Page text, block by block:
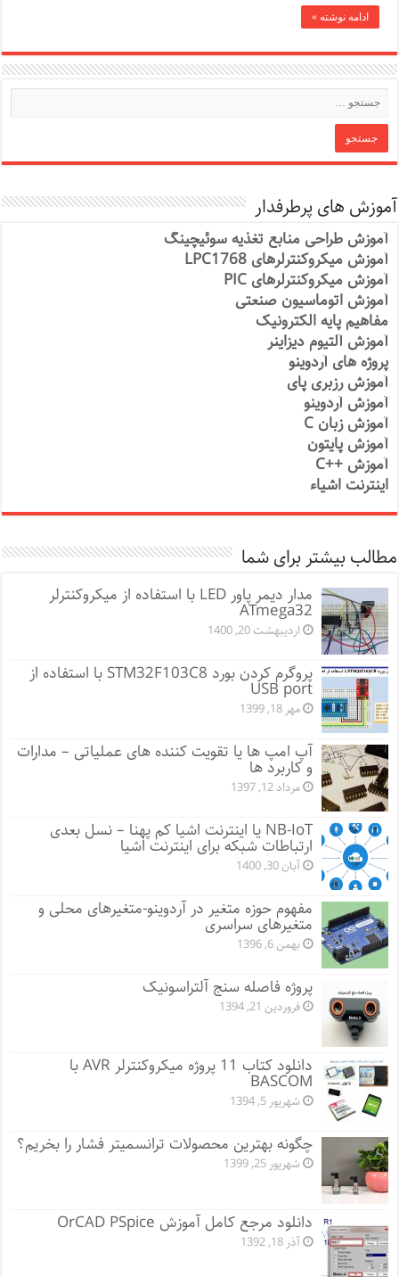
ادامه نوشته »
آموزش های پرطرفدار
آموزش طراحی منابع تغذیه سوئیچینگ
آموزش میکروکنترلرهای LPC1768
آموزش میکروکنترلرهای PIC
آموزش اتوماسیون صنعتی
مفاهیم پایه الکترونیک
آموزش آلتیوم دیزاینر
پروژه های آردوینو
آموزش رزبری پای
آموزش آردوینو
آموزش زبان C
آموزش پایتون
آموزش ++C
اینترنت اشیاء
مطالب بیشتر برای شما
مدار دیمر پاور LED با استفاده از میکروکنترلر
ATmega32
اردیبهشت 20, 1400
پروگرم کردن بورد STM32F103C8 با استفاده از
USB port
مهر 18, 1399
آپ امپ ها یا تقویت کننده های عملیاتی – مدارات
و کاربرد ها
مرداد 12, 1397
NB-IoT یا اینترنت اشیا کم پهنا – نسل بعدی
ارتباطات شبکه برای اینترنت اشیا
آبان 30, 1400
مفهوم حوزه متغیر در آردوینو-متغیرهای محلی و
متغیرهای سراسری
بهمن 6, 1396
پروژه فاصله سنج آلتراسونیک
فروردین 21, 1394
دانلود کتاب 11 پروژه میکروکنترلر AVR با
BASCOM
شهریور 5, 1394
چگونه بهترین محصولات ترانسمیتر فشار را بخریم؟
شهریور 25, 1399
دانلود مرجع کامل آموزش OrCAD PSpice
آذر 18, 1392